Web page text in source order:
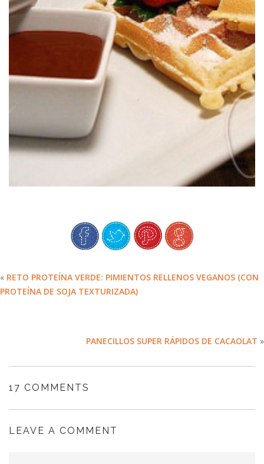
GOFRES CASEROS CON MASA MADRE
Unos gofres de masa madre con el toque tan especial de la harina de
arroz.
« RETO PROTEÍNA VERDE: PIMIENTOS RELLENOS VEGANOS (CON
PROTEÍNA DE SOJA TEXTURIZADA)
PANECILLOS SUPER RÁPIDOS DE CACAOLAT »
17 COMMENTS
LEAVE A COMMENT